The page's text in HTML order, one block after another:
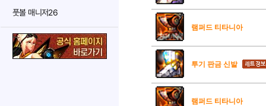
풋볼 매니저26
램퍼드 티타니아
투기 판금 신발
램퍼드 티타니아